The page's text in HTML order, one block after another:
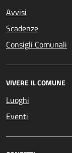
Avvisi
Scadenze
Consigli Comunali
VIVERE IL COMUNE
Luoghi
Eventi